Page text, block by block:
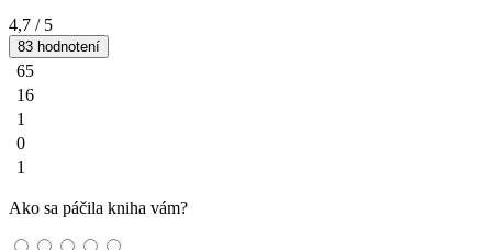
4,7 / 5
83 hodnotení
65
16
1
0
1
Ako sa páčila kniha vám?